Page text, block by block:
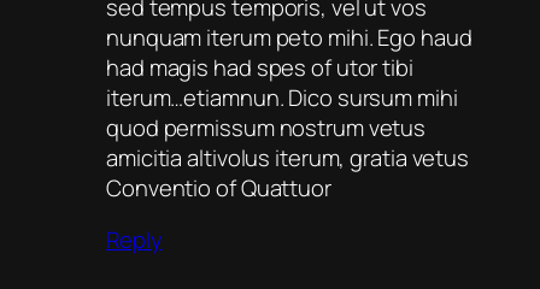
sed tempus temporis, vel ut vos
nunquam iterum peto mihi. Ego haud
had magis had spes of utor tibi
iterum…etiamnun. Dico sursum mihi
quod permissum nostrum vetus
amicitia altivolus iterum, gratia vetus
Conventio of Quattuor
Reply